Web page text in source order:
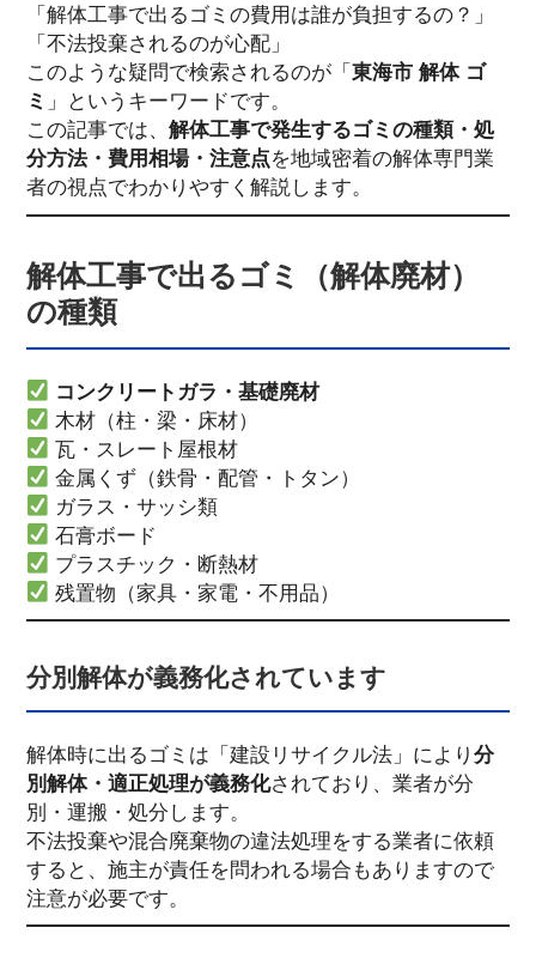
「解体工事で出るゴミの費用は誰が負担するの？」
「不法投棄されるのが心配」
このような疑問で検索されるのが「 東海市 解体 ゴ
ミ 」というキーワードです。
この記事では、 解体工事で発生するゴミの種類・処
分方法・費用相場・注意点を地域密着の解体専門業
者の視点でわかりやすく解説します。
解体工事で出るゴミ（解体廃材）
の種類
コンクリートガラ・基礎廃材
木材（柱・梁・床材）
瓦・スレート屋根材
金属くず（鉄骨・配管・トタン）
ガラス・サッシ類
石膏ボード
プラスチック・断熱材
残置物（家具・家電・不用品）
分別解体が義務化されています
解体時に出るゴミは「建設リサイクル法」により 分
別解体・適正処理が義務化されており、業者が分
別・運搬・処分します。
不法投棄や混合廃棄物の違法処理をする業者に依頼
すると、施主が責任を問われる場合もありますので
注意が必要です。